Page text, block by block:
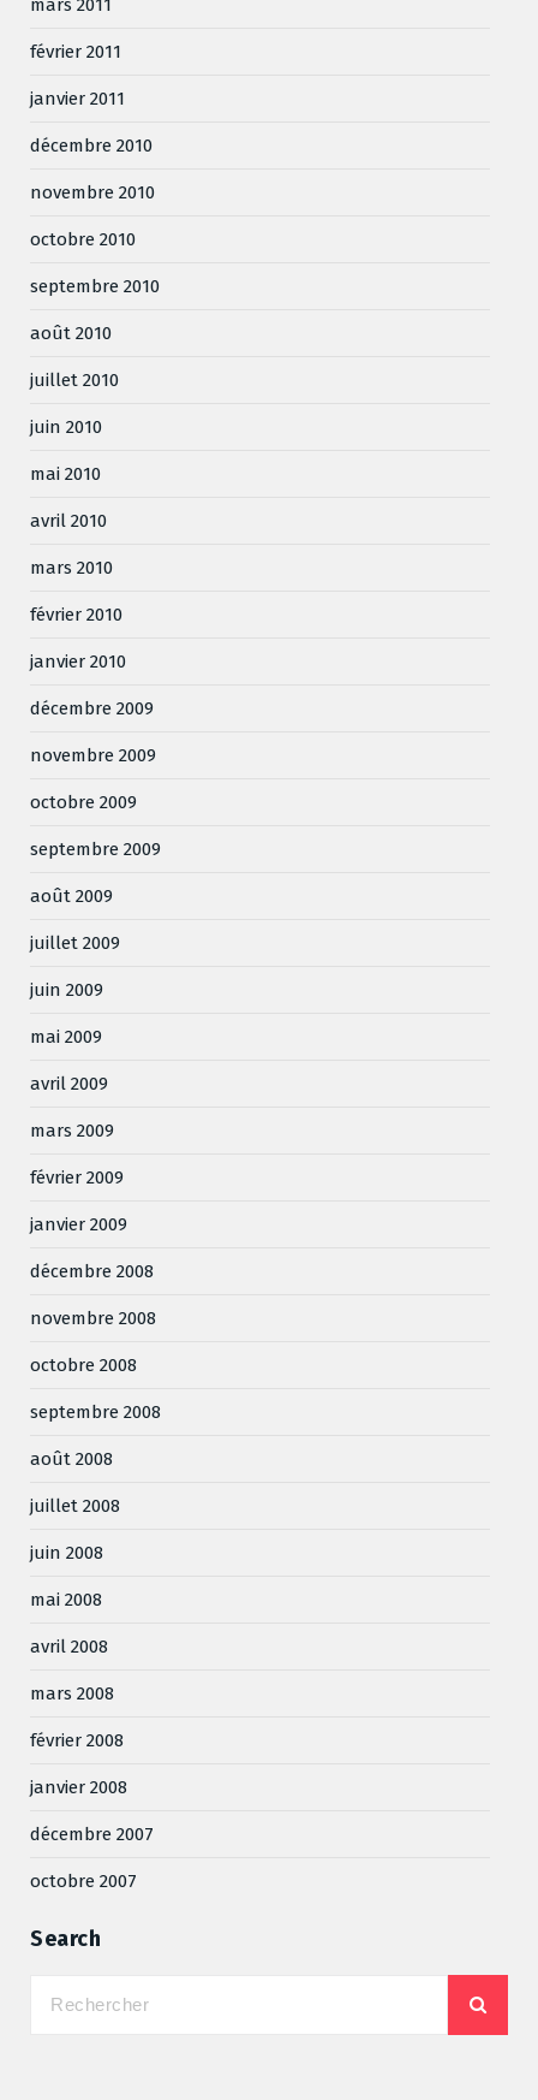
mars 2011
février 2011
janvier 2011
décembre 2010
novembre 2010
octobre 2010
septembre 2010
août 2010
juillet 2010
juin 2010
mai 2010
avril 2010
mars 2010
février 2010
janvier 2010
décembre 2009
novembre 2009
octobre 2009
septembre 2009
août 2009
juillet 2009
juin 2009
mai 2009
avril 2009
mars 2009
février 2009
janvier 2009
décembre 2008
novembre 2008
octobre 2008
septembre 2008
août 2008
juillet 2008
juin 2008
mai 2008
avril 2008
mars 2008
février 2008
janvier 2008
décembre 2007
octobre 2007
Search